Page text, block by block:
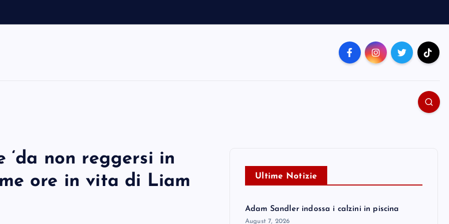
‘da non reggersi in
ore in vita di Liam
Ultime Notizie
Adam Sandler indossa i calzini in piscina
August 7, 2026